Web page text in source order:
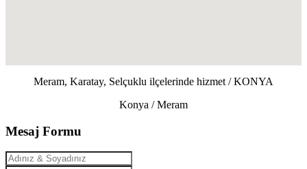
Meram, Karatay, Selçuklu ilçelerinde hizmet / KONYA
Konya / Meram
Mesaj Formu